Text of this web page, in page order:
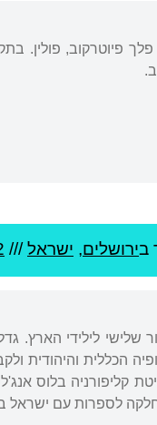
בירושלים, ישראל///
שלישי לילידי
לספרות עם ישראל